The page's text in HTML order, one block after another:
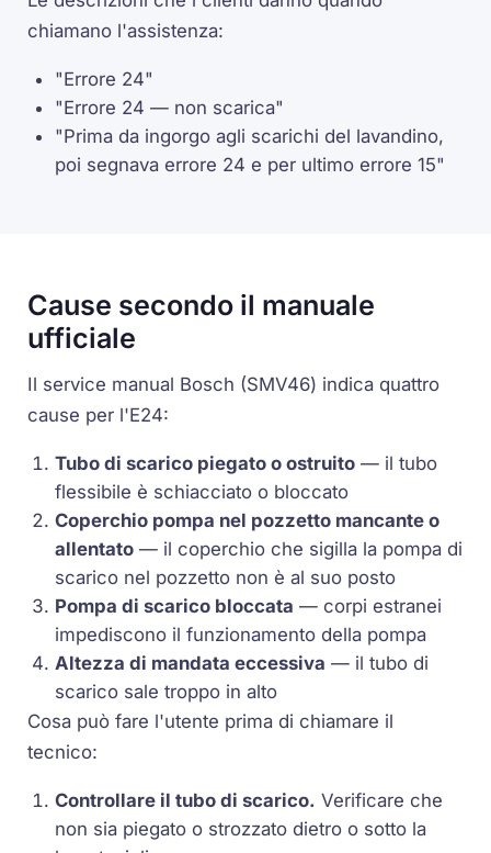
chiamano l'assistenza:
"Errore 24"
"Errore 24 — non scarica"
"Prima da ingorgo agli scarichi del lavandino,
poi segnava errore 24 e per ultimo errore 15"
Cause secondo il manuale
ufficiale
Il service manual Bosch (SMV46) indica quattro
cause per l'E24:
Tubo di scarico piegato o ostruito — il tubo
flessibile è schiacciato o bloccato
Coperchio pompa nel pozzetto mancante o
allentato — il coperchio che sigilla la pompa di
scarico nel pozzetto non è al suo posto
Pompa di scarico bloccata — corpi estranei
impediscono il funzionamento della pompa
Altezza di mandata eccessiva — il tubo di
scarico sale troppo in alto
Cosa può fare l'utente prima di chiamare il
tecnico:
Controllare il tubo di scarico. Verificare che
non sia piegato o strozzato dietro o sotto la